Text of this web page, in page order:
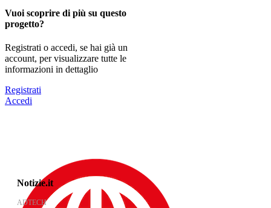
Vuoi scoprire di più su questo
progetto?
Registrati o accedi, se hai già un
account, per visualizzare tutte le
informazioni in dettaglio
Registrati
Accedi
Notizie.it
ADTECH